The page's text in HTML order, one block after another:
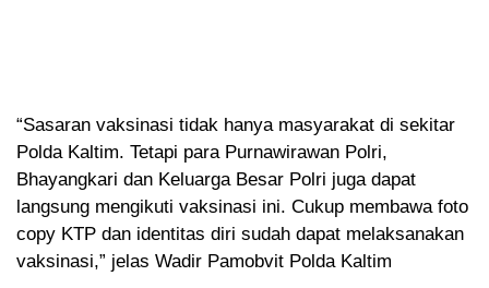
“Sasaran vaksinasi tidak hanya masyarakat di sekitar
Polda Kaltim. Tetapi para Purnawirawan Polri,
Bhayangkari dan Keluarga Besar Polri juga dapat
langsung mengikuti vaksinasi ini. Cukup membawa foto
copy KTP dan identitas diri sudah dapat melaksanakan
vaksinasi,” jelas Wadir Pamobvit Polda Kaltim